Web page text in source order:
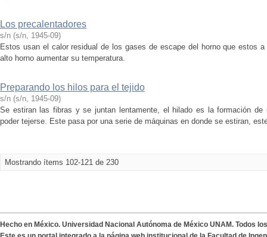
Los precalentadores
s/n (s/n, 1945-09)
Estos usan el calor residual de los gases de escape del horno que estos
alto horno aumentar su temperatura.
Preparando los hilos para el tejido
s/n (s/n, 1945-09)
Se estiran las fibras y se juntan lentamente, el hilado es la formación
poder tejerse. Este pasa por una serie de máquinas en donde se estiran,
Mostrando ítems 102-121 de 230
Hecho en México. Universidad Nacional Autónoma de México UNAM. Todos